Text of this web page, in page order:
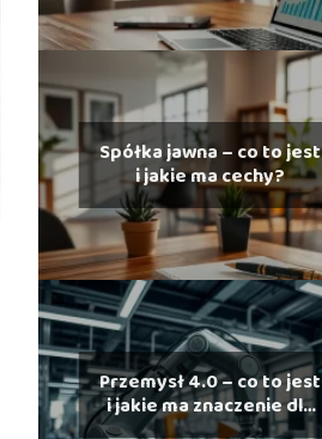
Spółka jawna – co to jest
i jakie ma cechy?
Przemysł 4.0 – co to jest
i jakie ma znaczenie dla
przyszłości?